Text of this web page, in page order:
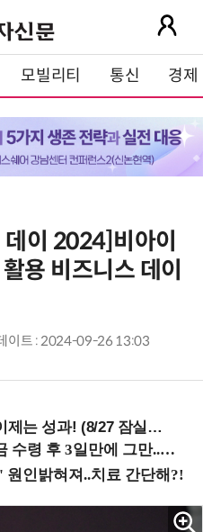
모빌리티 통신 경제
이 2024]비아이
용 비즈니스 데이
이트 : 2024-09-26 13:03
는 성과! (8/27 잠실역)